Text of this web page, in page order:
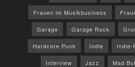
Frauen im Musikbusiness
Garage Garage Rock
Hardcore Punk Indie Indie-
Interview Jazz Mad